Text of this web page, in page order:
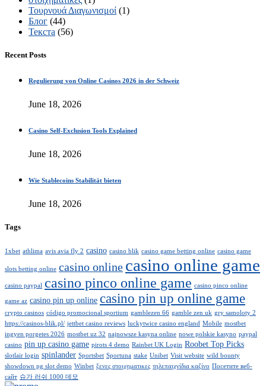
Τουρνουά Διαγωνισμοί (1)
Блог (44)
Текста (56)
Recent Posts
Regulierung von Online Casinos 2026 in der Schweiz
June 18, 2026
Casino Self-Exclusion Tools Explained
June 18, 2026
Wie Stablecoins Stabilität bieten
June 18, 2026
Tags
1xbet athlima avis avia fly 2 casino casino blik casino game betting online casino game
slots betting online casino online casino online game
casino paypal casino pinco online game casino pinco online
game az casino pin up online casino pin up online game
crypto casinos código promocional sportium gamblezen 66 gamble zen uk gry samoloty 2
https://casinos-blik.pl/ jettbet casino reviews luckytwice casino england Mobile mostbet
ingyen porgetes 2026 mostbet uz 32 najnowsze kasyna online nowe polskie kasyno paypal
casino pin up casino game pirots 4 demo Rainbet UK Login Roobet Top Picks
slotlair login spinlander Sportsbet Sportuna stake Unibet Visit website wild bounty
showdown pg slot demo Winbet ξενες στοιχηματικες τηλεπαιχνίδια καζίνο Посетите веб-
сайт 슈가 러쉬 1000 데모